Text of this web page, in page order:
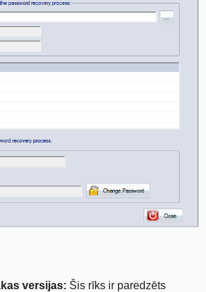
versijas: Šis rīks ir paredzēts